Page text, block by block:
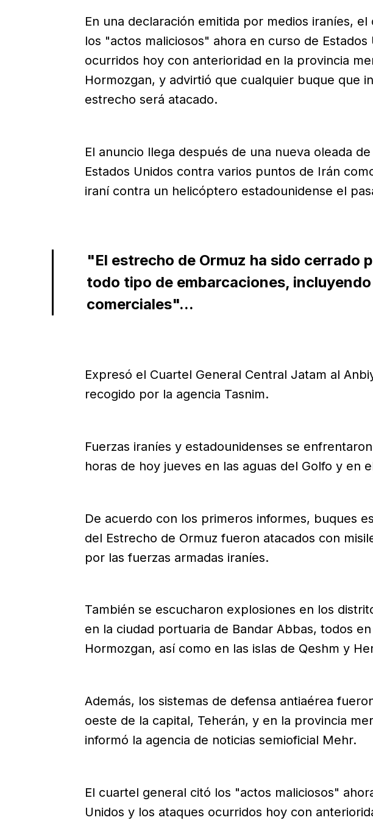
En una declaración emitida por medios iraníes,
los "actos maliciosos" ahora en curso de Estados
ocurridos hoy con anterioridad en la provincia
Hormozgan, y advirtió que cualquier buque que
estrecho será atacado.
El anuncio llega después de una nueva oleada
Estados Unidos contra varios puntos de Irán
iraní contra un helicóptero estadounidense el
"El estrecho de Ormuz ha sido cerrado
todo tipo de embarcaciones,
comerciales"...
Expresó el Cuartel General Central Jatam al
recogido por la agencia Tasnim.
Fuerzas iraníes y estadounidenses se
horas de hoy jueves en las aguas del Golfo y en
De acuerdo con los primeros informes, buques
del Estrecho de Ormuz fueron atacados con
por las fuerzas armadas iraníes.
También se escucharon explosiones en los
en la ciudad portuaria de Bandar Abbas, todos
Hormozgan, así como en las islas de Qeshm y
Además, los sistemas de defensa antiaérea
oeste de la capital, Teherán, y en la provincia
informó la agencia de noticias semioficial Mehr.
El cuartel general citó los "actos maliciosos"
Unidos y los ataques ocurridos hoy con